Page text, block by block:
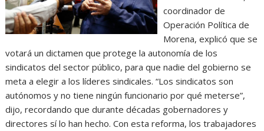
coordinador de
Operación Política de
Morena, explicó que se
votará un dictamen que protege la autonomía de los
sindicatos del sector público, para que nadie del gobierno se
meta a elegir a los líderes sindicales. “Los sindicatos son
autónomos y no tiene ningún funcionario por qué meterse”,
dijo, recordando que durante décadas gobernadores y
directores sí lo han hecho. Con esta reforma, los trabajadores